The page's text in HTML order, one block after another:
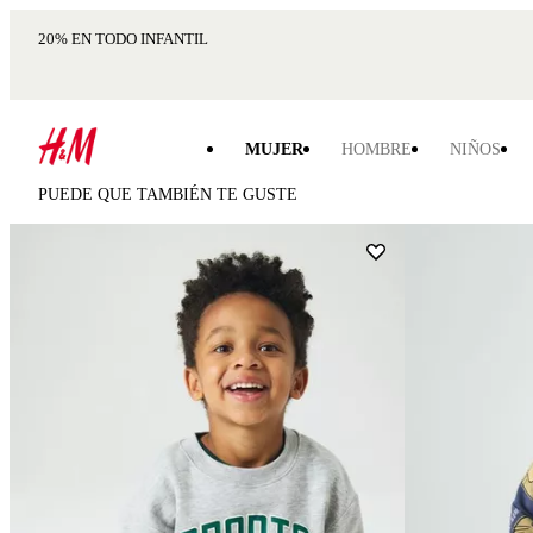
20% EN TODO INFANTIL
MUJER HOMBRE NIÑOS
PUEDE QUE TAMBIÉN TE GUSTE